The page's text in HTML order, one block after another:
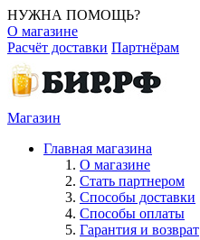
НУЖНА ПОМОЩЬ?
О магазине
Расчёт доставки Партнёрам
Магазин
Главная магазина
О магазине
Стать партнером
Способы доставки
Способы оплаты
Гарантия и возврат